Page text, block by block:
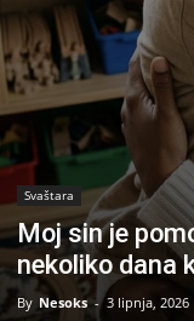
Svaštara
Moj sin je
nekoliko dana
By Nesoks - 3 lipnja, 2026